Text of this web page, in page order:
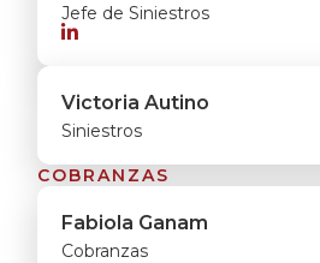
Jefe de Siniestros

Victoria Autino
Siniestros
COBRANZAS
Fabiola Ganam
Cobranzas